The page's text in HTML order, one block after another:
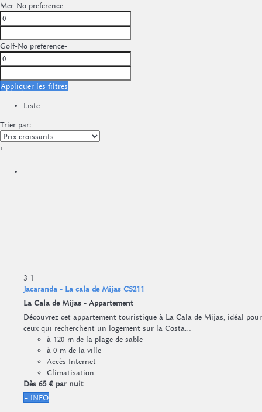
Mer-No preference-
Golf-No preference-
Appliquer les filtres
Liste
Trier par:
›
3 1
Jacaranda - La cala de Mijas CS211
La Cala de Mijas - Appartement
Découvrez cet appartement touristique à La Cala de Mijas, idéal pour
ceux qui recherchent un logement sur la Costa...
à 120 m de la plage de sable
à 0 m de la ville
Accès Internet
Climatisation
Dès 65 € par nuit
+ INFO